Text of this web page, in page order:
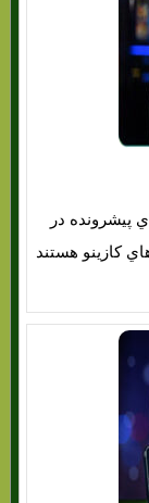
پیشرونده در
کازینو هستند